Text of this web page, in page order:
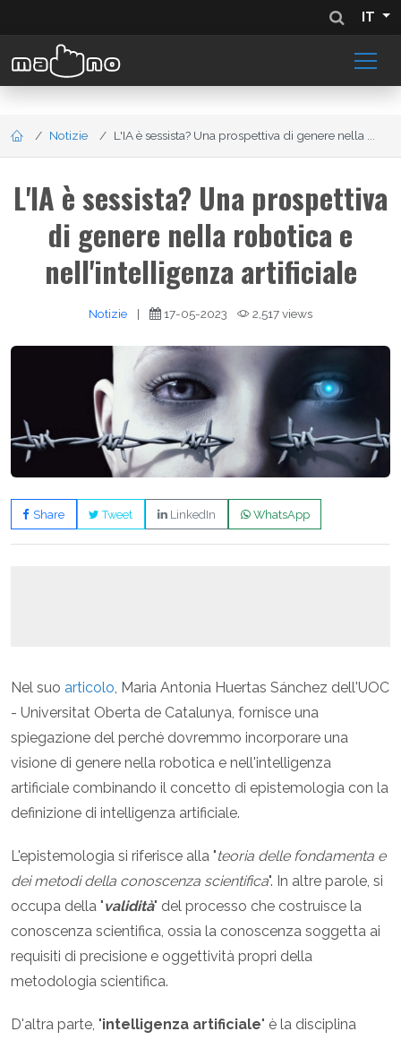
IT
Notizie L'IA è sessista? Una prospettiva di genere nella ...
L'IA è sessista? Una prospettiva
di genere nella robotica e
nell'intelligenza artificiale
Notizie | 17-05-2023 2,517 views
Share Tweet LinkedIn WhatsApp
Nel suo articolo, Maria Antonia Huertas Sánchez dell'UOC
- Universitat Oberta de Catalunya, fornisce una
spiegazione del perché dovremmo incorporare una
visione di genere nella robotica e nell'intelligenza
artificiale combinando il concetto di epistemologia con la
definizione di intelligenza artificiale.
L'epistemologia si riferisce alla "teoria delle fondamenta e
dei metodi della conoscenza scientifica". In altre parole, si
occupa della "validità" del processo che costruisce la
conoscenza scientifica, ossia la conoscenza soggetta ai
requisiti di precisione e oggettività propri della
metodologia scientifica.
D'altra parte, "intelligenza artificiale" è la disciplina